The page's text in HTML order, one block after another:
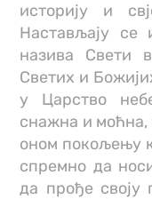
историју и
Настављају
назива Свети
Светих и
у Царство
снажна и моћна,
оном покољењу
спремно да
да прође своју